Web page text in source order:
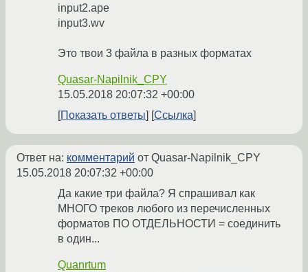
input2.ape
input3.wv
Это твои 3 файла в разных форматах
Quasar-Napilnik_CPY
15.05.2018 20:07:32 +00:00
Показать ответы
Ссылка
Ответ на: комментарий от Quasar-Napilnik_CPY
15.05.2018 20:07:32 +00:00
Да какие три файла? Я спрашивал как
МНОГО треков любого из перечисленных
форматов ПО ОТДЕЛЬНОСТИ = соединить
в один...
Quanrtum